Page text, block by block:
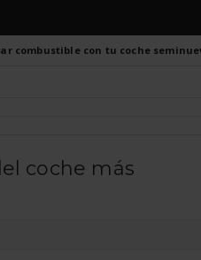
combustible con tu coche
coche más